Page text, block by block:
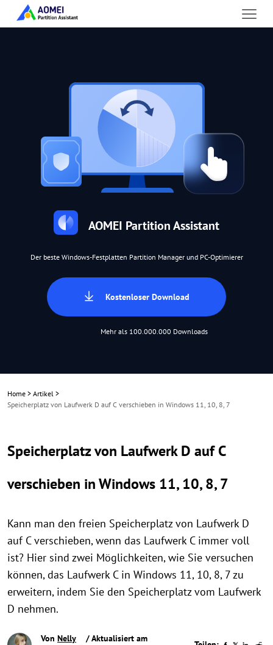
AOMEI Partition Assistant
Der beste Windows-Festplatten Partition Manager und PC-Optimierer
Kostenloser Download
Mehr als 100.000.000 Downloads
Home > Artikel >
Speicherplatz von Laufwerk D auf C verschieben in Windows 11, 10, 8, 7
Speicherplatz von Laufwerk D auf C
verschieben in Windows 11, 10, 8, 7
Kann man den freien Speicherplatz von Laufwerk D
auf C verschieben, wenn das Laufwerk C immer voll
ist? Hier sind zwei Möglichkeiten, wie Sie versuchen
können, das Laufwerk C in Windows 11, 10, 8, 7 zu
erweitern, indem Sie den Speicherplatz vom Laufwerk
D nehmen.
Von Nelly
/ Aktualisiert am